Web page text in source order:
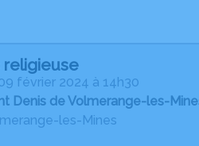
religieuse
février 2024 à 14h30
Denis de Volmerange-les-
les-Mines